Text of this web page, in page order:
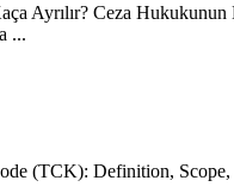
Ayrılır? Ceza
...
(TCK): Definition, Scope,